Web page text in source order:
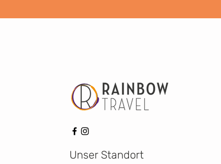
Unser Standort